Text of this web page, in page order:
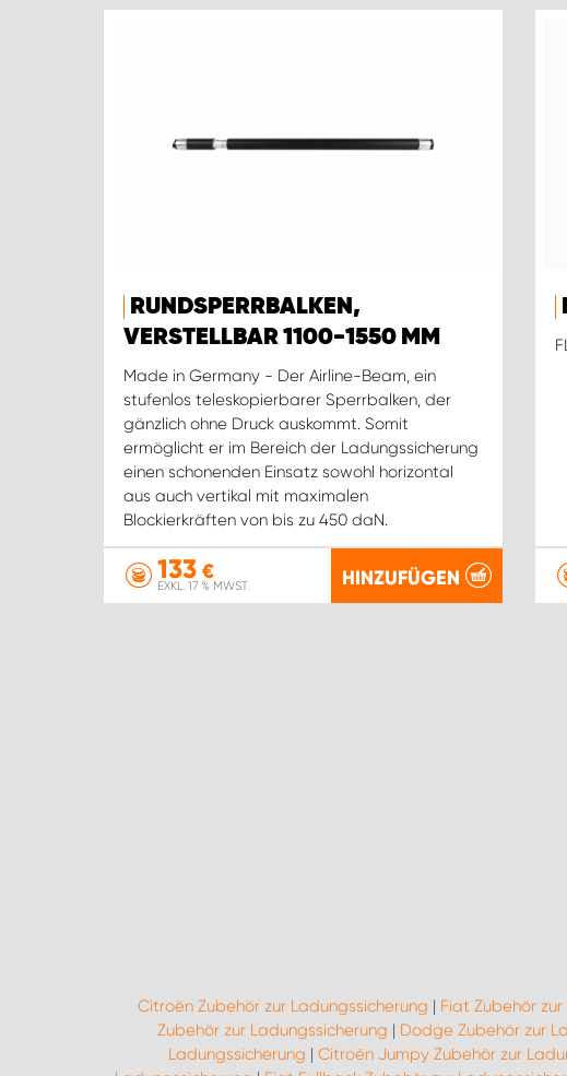
RUNDSPERRBALKEN,
VERSTELLBAR 1100-1550 MM
Made in Germany - Der Airline-Beam, ein
stufenlos teleskopierbarer Sperrbalken, der
gänzlich ohne Druck auskommt. Somit
ermöglicht er im Bereich der Ladungssicherung
einen schonenden Einsatz sowohl horizontal
aus auch vertikal mit maximalen
Blockierkräften von bis zu 450 daN.
133 €
EXKL. 17 % MWST. HINZUFÜGEN
Citroën Zubehör zur Ladungssicherung | Fiat Zubehör
Zubehör zur Ladungssicherung | Dodge Zubehör zur
Ladungssicherung | Citroën Jumpy Zubehör zur